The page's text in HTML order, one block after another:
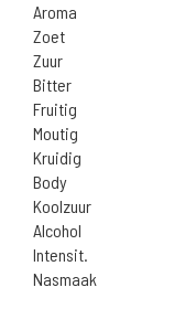
Aroma
Zoet
Zuur
Bitter
Fruitig
Moutig
Kruidig
Body
Koolzuur
Alcohol
Intensit.
Nasmaak